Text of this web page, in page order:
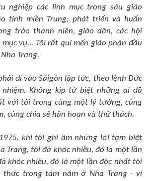
nghiệp các linh mục trong sáu giáo
tỉnh miền Trung; phát triển và huấn
trào thanh niên, giáo dân, các hội
vụ... Tôi rất quí mến giáo phận đầu
Trang.
đi vào Sàigòn lập tức, theo lệnh Ðức
nhiệm. Không kịp từ biệt những ai đã
với tôi trong cùng một lý tưởng, cùng
cùng chia sẻ hân hoan và thử thách.
khi tôi ghi âm những lời tạm biệt
Trang, tôi đã khóc nhiều, đó là một lần
khóc nhiều, đó là một lần độc nhất tôi
thức trong tám năm ở Nha Trang - vì